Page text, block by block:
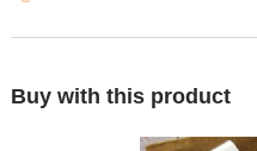
Buy with this product